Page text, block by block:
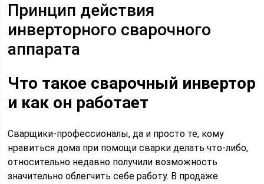
Принцип действия
инверторного сварочного
аппарата
Что такое сварочный инвертор
и как он работает
Сварщики-профессионалы, да и просто те, кому
нравиться дома при помощи сварки делать что-либо,
относительно недавно получили возможность
значительно облегчить себе работу. В продаже